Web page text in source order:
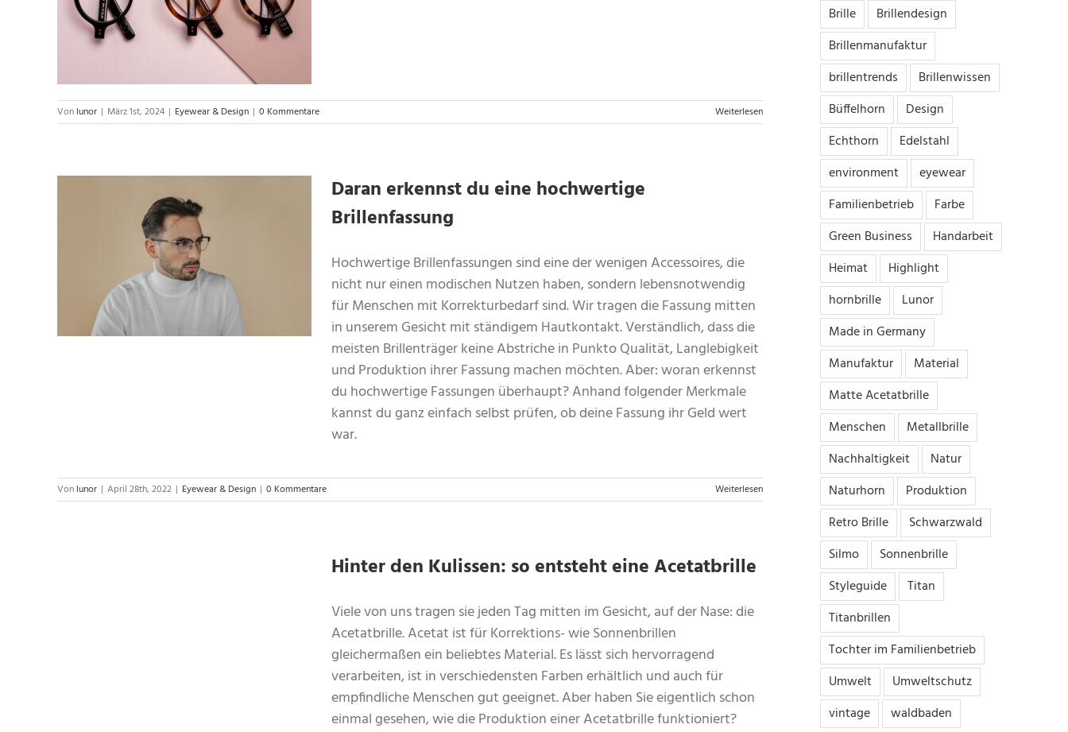
Von lunor | März 1st, 2024 | Eyewear & Design | 0 Kommentare Weiterlesen
Daran erkennst du eine hochwertige
Brillenfassung
Hochwertige Brillenfassungen sind eine der wenigen Accessoires, die
nicht nur einen modischen Nutzen haben, sondern lebensnotwendig
für Menschen mit Korrekturbedarf sind. Wir tragen die Fassung mitten
in unserem Gesicht mit ständigem Hautkontakt. Verständlich, dass die
meisten Brillenträger keine Abstriche in Punkto Qualität, Langlebigkeit
und Produktion ihrer Fassung machen möchten. Aber: woran erkennst
du hochwertige Fassungen überhaupt? Anhand folgender Merkmale
kannst du ganz einfach selbst prüfen, ob deine Fassung ihr Geld wert
war.
Von lunor | April 28th, 2022 | Eyewear & Design | 0 Kommentare Weiterlesen
Hinter den Kulissen: so entsteht eine Acetatbrille
Viele von uns tragen sie jeden Tag mitten im Gesicht, auf der Nase: die
Acetatbrille. Acetat ist für Korrektions- wie Sonnenbrillen
gleichermaßen ein beliebtes Material. Es lässt sich hervorragend
verarbeiten, ist in verschiedensten Farben erhältlich und auch für
empfindliche Menschen gut geeignet. Aber haben Sie eigentlich schon
einmal gesehen, wie die Produktion einer Acetatbrille funktioniert?
Brille
Brillendesign
Brillenmanufaktur
brillentrends
Brillenwissen
Büffelhorn
Design
Echthorn
Edelstahl
environment
eyewear
Familienbetrieb
Farbe
Green Business
Handarbeit
Heimat
Highlight
hornbrille
Lunor
Made in Germany
Manufaktur
Material
Matte Acetatbrille
Menschen
Metallbrille
Nachhaltigkeit
Natur
Naturhorn
Produktion
Retro Brille
Schwarzwald
Silmo
Sonnenbrille
Styleguide
Titan
Titanbrillen
Tochter im Familienbetrieb
Umwelt
Umweltschutz
vintage
waldbaden